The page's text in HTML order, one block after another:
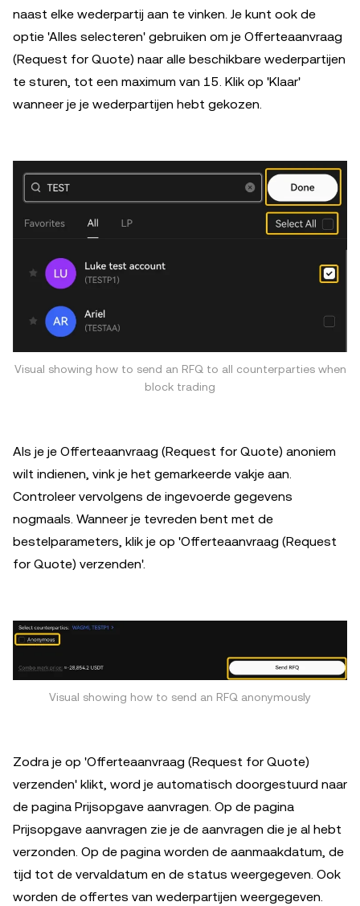
naast elke wederpartij aan te vinken. Je kunt ook de
optie 'Alles selecteren' gebruiken om je Offerteaanvraag
(Request for Quote) naar alle beschikbare wederpartijen
te sturen, tot een maximum van 15. Klik op 'Klaar'
wanneer je je wederpartijen hebt gekozen.
Visual showing how to send an RFQ to all counterparties when
block trading
Als je je Offerteaanvraag (Request for Quote) anoniem
wilt indienen, vink je het gemarkeerde vakje aan.
Controleer vervolgens de ingevoerde gegevens
nogmaals. Wanneer je tevreden bent met de
bestelparameters, klik je op 'Offerteaanvraag (Request
for Quote) verzenden'.
Visual showing how to send an RFQ anonymously
Zodra je op 'Offerteaanvraag (Request for Quote)
verzenden' klikt, word je automatisch doorgestuurd naar
de pagina Prijsopgave aanvragen. Op de pagina
Prijsopgave aanvragen zie je de aanvragen die je al hebt
verzonden. Op de pagina worden de aanmaakdatum, de
tijd tot de vervaldatum en de status weergegeven. Ook
worden de offertes van wederpartijen weergegeven.